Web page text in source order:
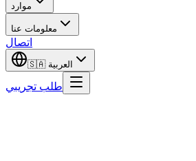
موارد
معلومات عنا
اتصال
🇸🇦 العربية
طلب تجريبي